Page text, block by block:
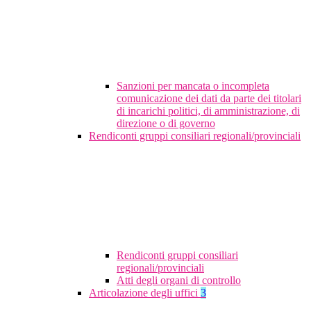
Sanzioni per mancata o incompleta
comunicazione dei dati da parte dei titolari
di incarichi politici, di amministrazione, di
direzione o di governo
Rendiconti gruppi consiliari regionali/provinciali
Rendiconti gruppi consiliari
regionali/provinciali
Atti degli organi di controllo
Articolazione degli uffici 3